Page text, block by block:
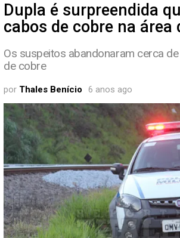
Dupla é surpreendida
cabos de cobre na área
Os suspeitos abandonaram cerca
de cobre
por Thales Benício 6 anos ago